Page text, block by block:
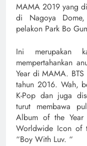
MAMA 2019 yang
di Nagoya
pelakon Park Bo
Ini merupakan
mempertahankan
Year di MAMA.
tahun 2016. Wah,
K-Pop dan juga
turut membawa
Album of the
Worldwide Icon of
“Boy With Luv. “